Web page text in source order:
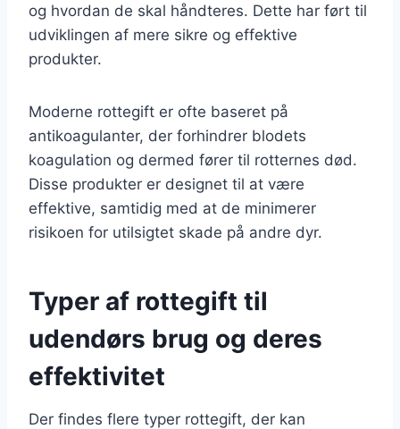
og hvordan de skal håndteres. Dette har ført til
udviklingen af mere sikre og effektive
produkter.
Moderne rottegift er ofte baseret på
antikoagulanter, der forhindrer blodets
koagulation og dermed fører til rotternes død.
Disse produkter er designet til at være
effektive, samtidig med at de minimerer
risikoen for utilsigtet skade på andre dyr.
Typer af rottegift til
udendørs brug og deres
effektivitet
Der findes flere typer rottegift, der kan